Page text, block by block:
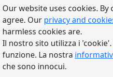
Our website uses cookies.
agree. Our privacy and
harmless cookies are.
Il nostro sito utilizza i
funzione. La nostra
che sono innocui.